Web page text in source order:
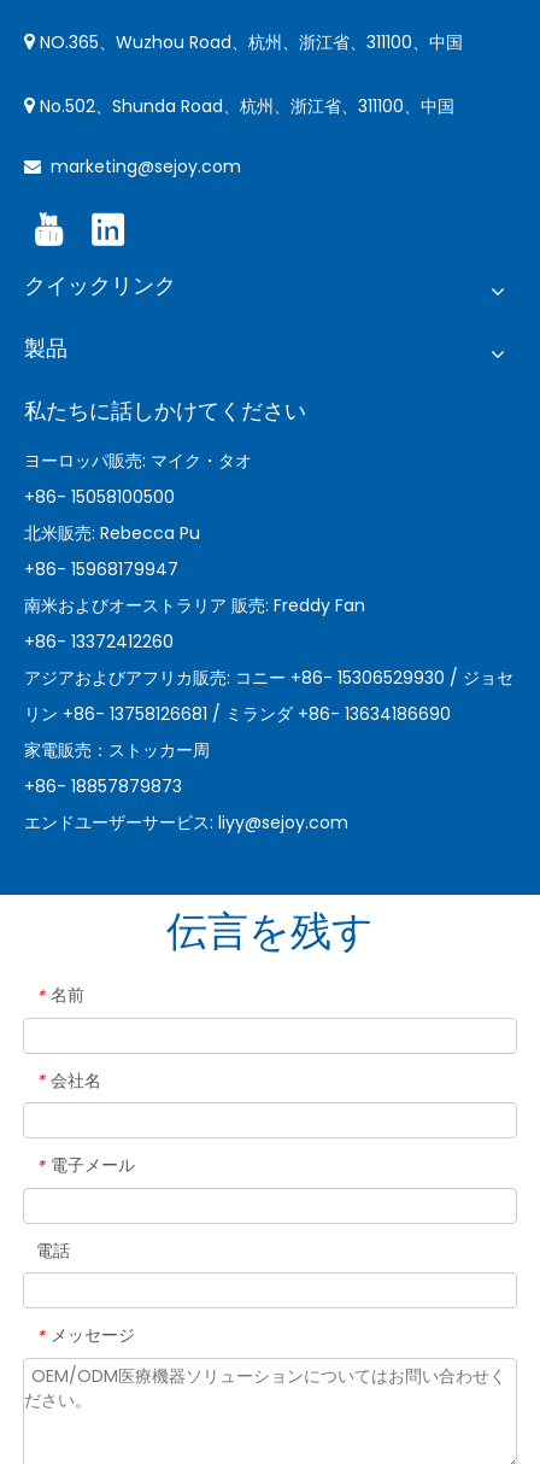
 NO.365、Wuzhou Road、杭州、浙江省、311100、中国
 No.502、Shunda Road、杭州、浙江省、311100、中国
 marketing@sejoy.com
クイックリンク
製品
私たちに話しかけてください
ヨーロッパ販売: マイク・タオ
+86- 15058100500
北米販売: Rebecca Pu
+86- 15968179947
南米およびオーストラリア 販売: Freddy Fan
+86- 13372412260
アジアおよびアフリカ販売: コニー +86- 15306529930 / ジョセ
リン +86- 13758126681 / ミランダ +86- 13634186690
家電販売：ストッカー周
+86- 18857879873
エンドユーザーサービス: liyy@sejoy.com
伝言を残す
* 名前
* 会社名
* 電子メール
電話
* メッセージ